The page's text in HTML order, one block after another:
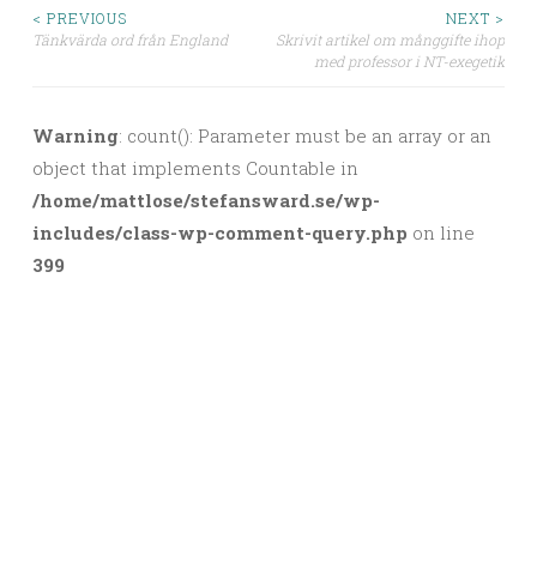
Post navigation
< PREVIOUS
Tänkvärda ord från England
NEXT >
Skrivit artikel om månggifte ihop
med professor i NT-exegetik
Warning: count(): Parameter must be an array or an
object that implements Countable in
/home/mattlose/stefansward.se/wp-
includes/class-wp-comment-query.php on line
399